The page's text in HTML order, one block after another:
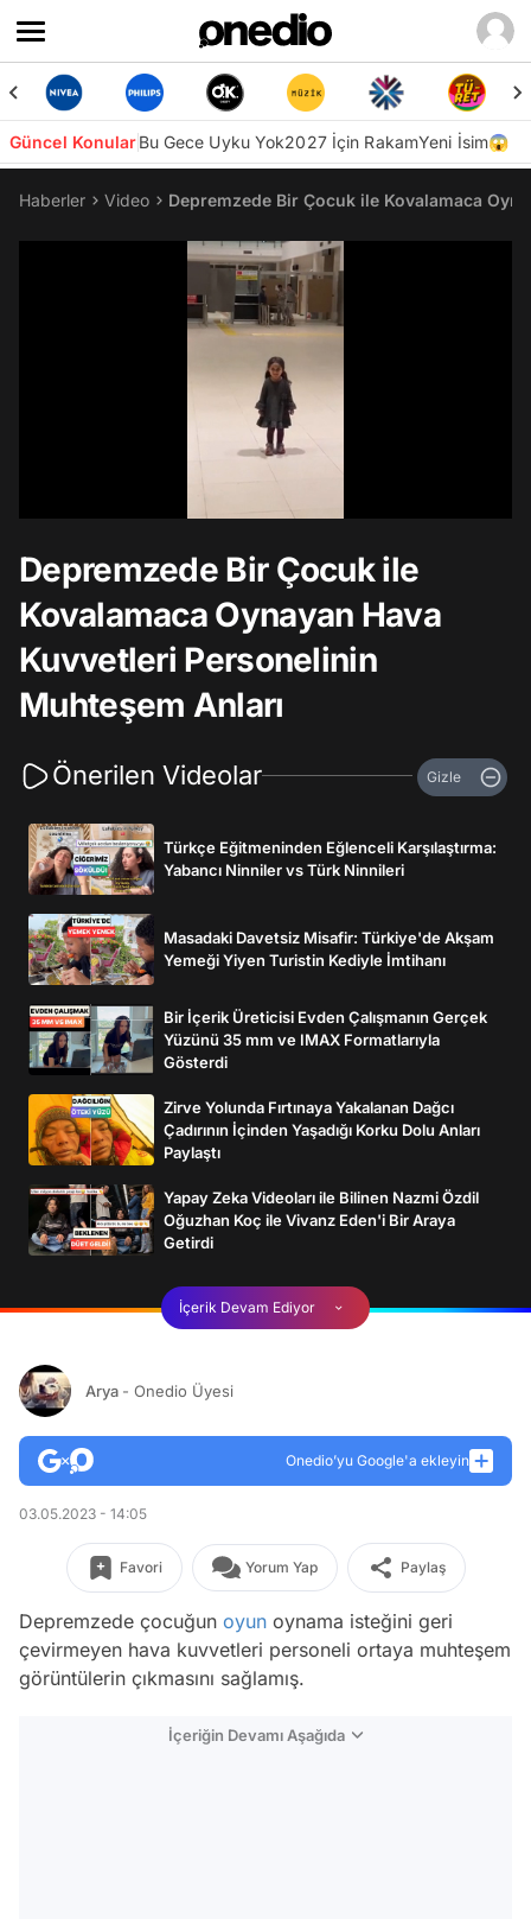
Güncel KonularBu Gece Uyku Yok2027 İçin RakamYeni İsim😱
Haberler Video Depremzede Bir Çocuk ile Kovalamaca
Depremzede Bir Çocuk ile
Kovalamaca Oynayan Hava
Kuvvetleri Personelinin
Muhteşem Anları
Önerilen Videolar Gizle
Türkçe Eğitmeninden Eğlenceli Karşılaştırma:
Yabancı Ninniler vs Türk Ninnileri
Masadaki Davetsiz Misafir: Türkiye'de Akşam
Yemeği Yiyen Turistin Kediyle İmtihanı
Bir İçerik Üreticisi Evden Çalışmanın Gerçek
Yüzünü 35 mm ve IMAX Formatlarıyla
Gösterdi
Zirve Yolunda Fırtınaya Yakalanan Dağcı
Çadırının İçinden Yaşadığı Korku Dolu Anları
Paylaştı
Yapay Zeka Videoları ile Bilinen Nazmi Özdil
Oğuzhan Koç ile Vivanz Eden'i Bir Araya
Getirdi
İçerik Devam Ediyor
Arya - Onedio Üyesi
Onedio’yu Google'a ekleyin
03.05.2023 - 14:05
Favori Yorum Yap Paylaş
Depremzede çocuğun oyun oynama isteğini geri
çevirmeyen hava kuvvetleri personeli ortaya muhteşem
görüntülerin çıkmasını sağlamış.
İçeriğin Devamı Aşağıda